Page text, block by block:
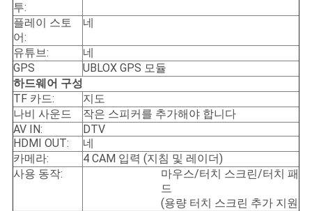
투:
플레이 스토
어:
네
유튜브:
네
GPS
UBLOX GPS 모듈
하드웨어 구성
TF 카드:
지도
나비 사운드
작은 스피커를 추가해야 합니다
AV IN:
DTV
HDMI OUT:
네
카메라:
4 CAM 입력 (지침 및 레이더)
사용 동작:
마우스/터치 스크린/터치 패
드
(용량 터치 스크린 추가 지원